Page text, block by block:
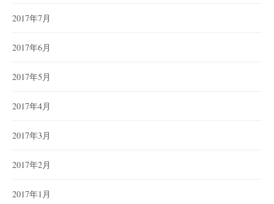
2017年7月
2017年6月
2017年5月
2017年4月
2017年3月
2017年2月
2017年1月